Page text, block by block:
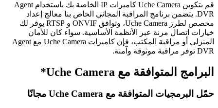
قم بتكوين Uche Camera كاميرات IP الخاصة بك باستخدام Agent
DVR. يتضمن برنامج المراقبة المجاني الخاص بنا معالج إعداد
مخصص لطرز Uche Camera، وتوافق ONVIF و RTSP يوفر لك
خيارات اتصال مرنة عبر الأنظمة الأساسية. سواء كان للأمان
المنزلي أو مراقبة المكتب، فإن كاميرات Uche Camera مع Agent
DVR توفر مراقبة موثوقة وآمنة.
البرامج المتوافقة مع Uche Camera*
حمّل البرمجيات المتوافقة مع Uche Camera مجانًا